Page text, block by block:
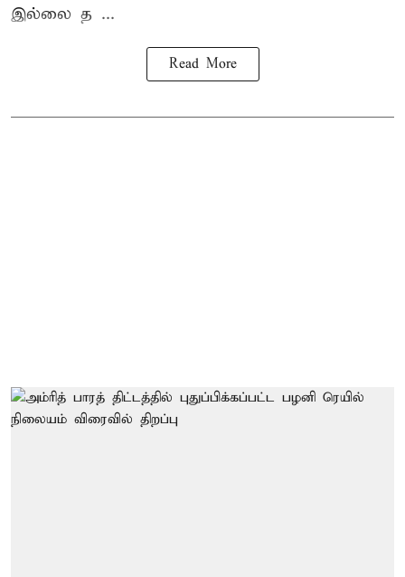
இல்லை த ...
Read More